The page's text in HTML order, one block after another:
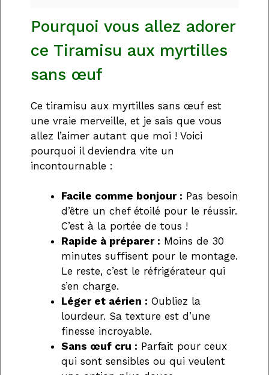
Pourquoi vous allez adorer
ce Tiramisu aux myrtilles
sans œuf
Ce tiramisu aux myrtilles sans œuf est
une vraie merveille, et je sais que vous
allez l’aimer autant que moi ! Voici
pourquoi il deviendra vite un
incontournable :
Facile comme bonjour : Pas besoin
d’être un chef étoilé pour le réussir.
C’est à la portée de tous !
Rapide à préparer : Moins de 30
minutes suffisent pour le montage.
Le reste, c’est le réfrigérateur qui
s’en charge.
Léger et aérien : Oubliez la
lourdeur. Sa texture est d’une
finesse incroyable.
Sans œuf cru : Parfait pour ceux
qui sont sensibles ou qui veulent